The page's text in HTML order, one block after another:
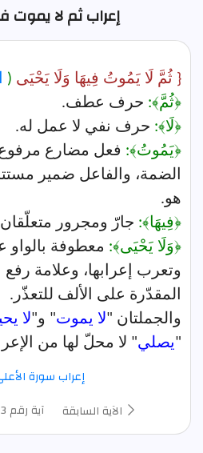
إعراب ثم لا يموت
{ ثُمَّ لَا يَمُوتُ فِيهَا وَلَا يَحْيَى (
﴿ثُمَّ﴾: حرف عطف.
﴿لَا﴾: حرف نفي لا عمل له.
﴿يَمُوتُ﴾: فعل مضارع
الضمة، والفاعل ضمير
هو.
﴿فِيهَا﴾: جارّ ومجرور متعلّقان
﴿وَلَا يَحْيَى﴾: معطوفة بالواو
وتعرب إعرابها، وعلامة
المقدّرة على الألف للتعذّر.
والجملتان "لا يموت" و"لا
"يصلي" لا محلّ لها من
إعراب سورة
الآية السابقة
آية رقم 13